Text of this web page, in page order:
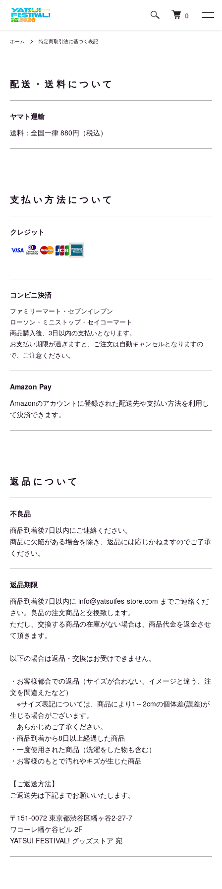
0
ホーム 特定商取引法に基づく表記
配送・送料について
ヤマト運輸
送料：全国一律 880円（税込）
支払い方法について
クレジット
コンビニ決済
ファミリーマート・セブンイレブン
ローソン・ミニストップ・セイコーマート
商品購入後、3日以内の支払いとなります。
お支払い期限が過ぎますと、ご注文は自動キャンセルとなりますの
で、ご注意ください。
Amazon Pay
Amazonのアカウントに登録された配送先や支払い方法を利用し
て決済できます。
返品について
不良品
商品到着後7日以内にご連絡ください。
商品に欠陥がある場合を除き、返品には応じかねますのでご了承
ください。
返品期限
商品到着後7日以内に info@yatsuifes-store.com までご連絡くだ
さい。良品の注文商品と交換致します。
ただし、交換する商品の在庫がない場合は、商品代金を返金させ
て頂きます。
以下の場合は返品・交換はお受けできません。
・お客様都合での返品（サイズが合わない、イメージと違う、注
文を間違えたなど）
※サイズ表記については、商品により1～2cmの個体差(誤差)が
生じる場合がございます。
あらかじめご了承ください。
・商品到着から8日以上経過した商品
・一度使用された商品（洗濯をした物も含む）
・お客様のもとで汚れやキズが生じた商品
【ご返送方法】
ご返送先は下記までお願いいたします。
〒151-0072 東京都渋谷区幡ヶ谷2-27-7
ワコーレ幡ケ谷ビル 2F
YATSUI FESTIVAL! グッズストア 宛